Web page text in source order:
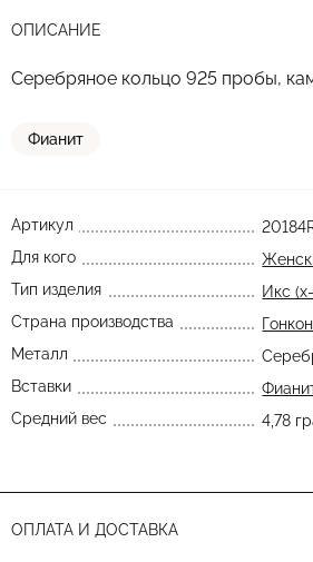
ОПИСАНИЕ
Серебряное кольцо 925 пробы,
Фианит
Артикул
Для кого
Тип изделия
Икс
Страна производства
Металл
Вставки
Средний вес
4,78
ОПЛАТА И ДОСТАВКА